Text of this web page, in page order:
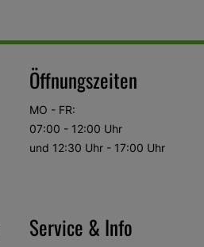
Öffnungszeiten
MO - FR:
07:00 - 12:00 Uhr
und 12:30 Uhr - 17:00 Uhr
Service & Info